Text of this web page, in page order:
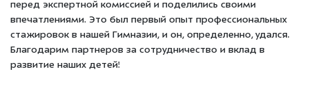
перед экспертной комиссией и поделились своими
впечатлениями. Это был первый опыт профессиональных
стажировок в нашей Гимназии, и он, определенно, удался.
Благодарим партнеров за сотрудничество и вклад в
развитие наших детей!